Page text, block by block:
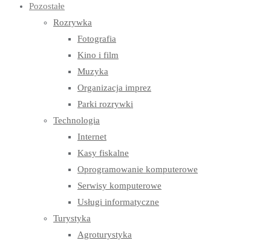
Pozostałe
Rozrywka
Fotografia
Kino i film
Muzyka
Organizacja imprez
Parki rozrywki
Technologia
Internet
Kasy fiskalne
Oprogramowanie komputerowe
Serwisy komputerowe
Usługi informatyczne
Turystyka
Agroturystyka